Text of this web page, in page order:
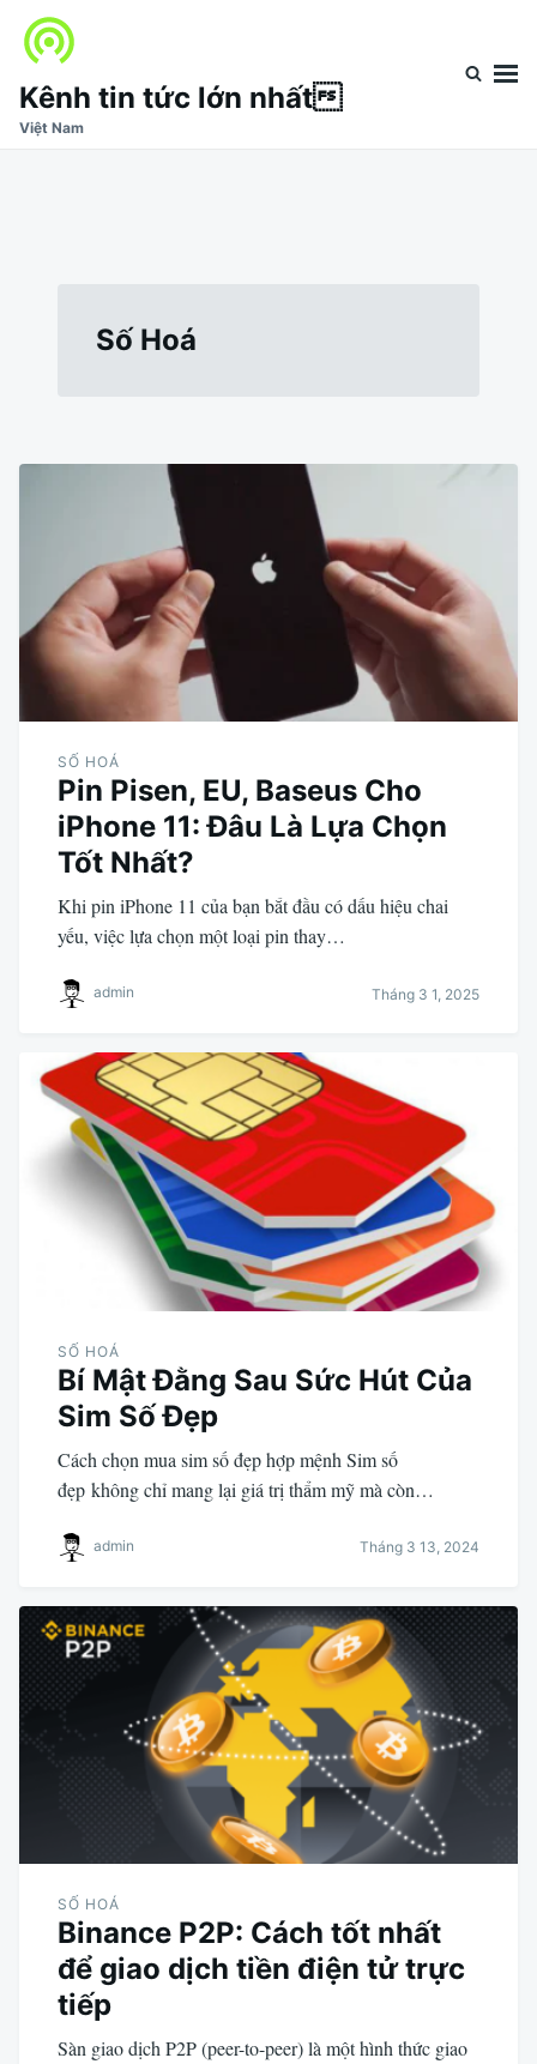
Nhảy
đến
nội
dung
Tìm
kiếm
cho:
Kênh tin tức lớn nhất
Việt Nam
Số Hoá
SỐ HOÁ
Pin Pisen, EU, Baseus Cho
iPhone 11: Đâu Là Lựa Chọn
Tốt Nhất?
Khi pin iPhone 11 của bạn bắt đầu có dấu hiệu chai
yếu, việc lựa chọn một loại pin thay…
admin Tháng 3 1, 2025
SỐ HOÁ
Bí Mật Đằng Sau Sức Hút Của
Sim Số Đẹp
Cách chọn mua sim số đẹp hợp mệnh Sim số
đẹp không chỉ mang lại giá trị thẩm mỹ mà còn…
admin Tháng 3 13, 2024
SỐ HOÁ
Binance P2P: Cách tốt nhất
để giao dịch tiền điện tử trực
tiếp
Sàn giao dịch P2P (peer-to-peer) là một hình thức giao